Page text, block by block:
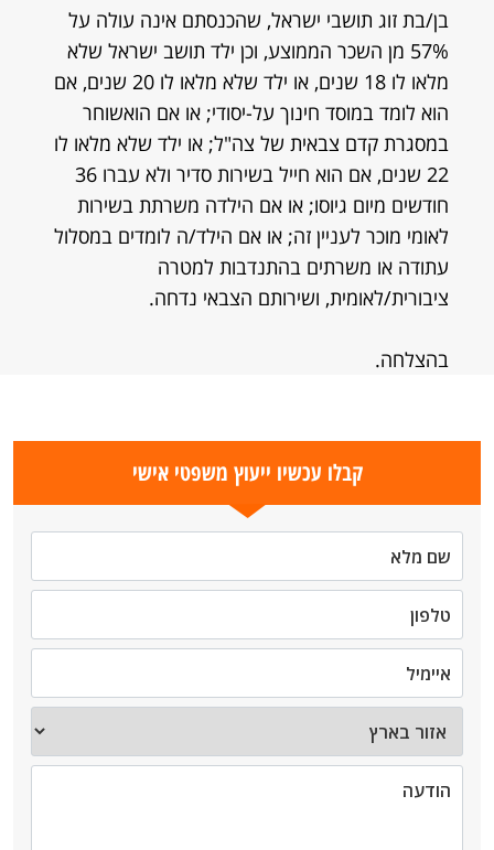
בן/בת זוג תושבי ישראל, שהכנסתם אינה עולה על
57% מן השכר הממוצע, וכן ילד תושב ישראל שלא
מלאו לו 18 שנים, או ילד שלא מלאו לו 20 שנים, אם
הוא לומד במוסד חינוך על-יסודי; או אם הואשוחר
במסגרת קדם צבאית של צה"ל; או ילד שלא מלאו לו
22 שנים, אם הוא חייל בשירות סדיר ולא עברו 36
חודשים מיום גיוסו; או אם הילדה משרתת בשירות
לאומי מוכר לעניין זה; או אם הילד/ה לומדים במסלול
עתודה או משרתים בהתנדבות למטרה
ציבורית/לאומית, ושירותם הצבאי נדחה.
בהצלחה.
קבלו עכשיו ייעוץ משפטי אישי